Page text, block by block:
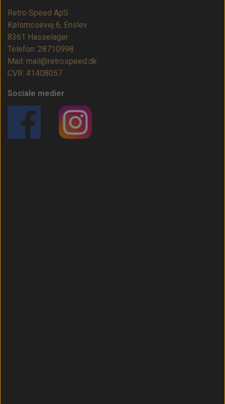
Retro Speed ApS
Kølsmosevej 6, Enslev
8361 Hasselager
Telefon: 28710998
Mail: mail@retrospeed.dk
CVR: 41408057
Sociale medier